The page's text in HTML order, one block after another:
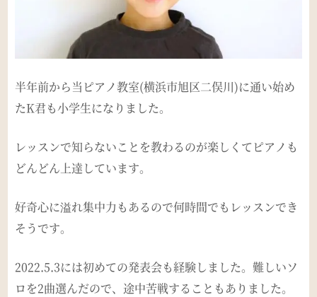
半年前から当ピアノ教室(横浜市旭区二俣川)に通い始め
たK君も小学生になりました。
レッスンで知らないことを教わるのが楽しくてピアノも
どんどん上達しています。
好奇心に溢れ集中力もあるので何時間でもレッスンでき
そうです。
2022.5.3には初めての発表会も経験しました。難しいソ
ロを2曲選んだので、途中苦戦することもありました。